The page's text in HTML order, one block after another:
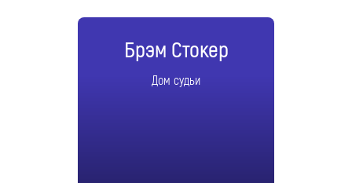
Брэм Стокер
Дом судьи